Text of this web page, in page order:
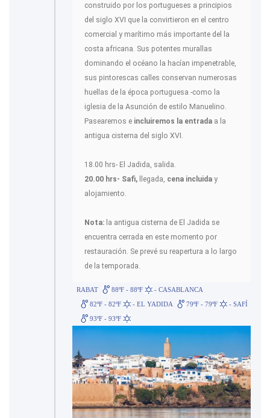
construido por los portugueses a principios
del siglo XVI que la convirtieron en el centro
comercial y marítimo más importante del la
costa africana. Sus potentes murallas
dominando el océano la hacían impenetrable,
sus pintorescas calles conservan numerosas
huellas de la época portuguesa -como la
iglesia de la Asunción de estilo Manuelino.
Pasearemos e incluiremos la entrada a la
antigua cisterna del siglo XVI.
18.00 hrs- El Jadida, salida.
20.00 hrs- Safi, llegada, cena incluida y
alojamiento.
Nota: la antigua cisterna de El Jadida se
encuentra cerrada en este momento por
restauración. Se prevé su reapertura a lo largo
de la temporada.
RABAT 88ºF - 88ºF
- CASABLANCA
82ºF - 82ºF
- EL YADIDA 79ºF - 79ºF
- SAFÍ
93ºF - 93ºF